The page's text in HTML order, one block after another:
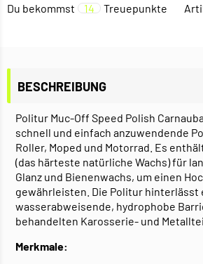
Du bekommst 14 Treuepunkte
BESCHREIBUNG
Politur Muc-Off Speed Polish
schnell und einfach anzuwendende
Roller, Moped und Motorrad. Es
(das härteste natürliche Wachs) für
Glanz und Bienenwachs, um einen
gewährleisten. Die Politur hinterlässt
wasserabweisende, hydrophobe
behandelten Karosserie- und
Merkmale: